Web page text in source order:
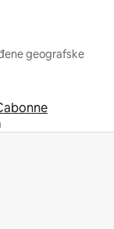
geografske